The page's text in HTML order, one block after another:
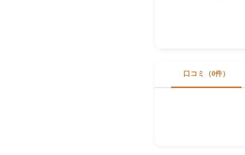
口コミ（0件）